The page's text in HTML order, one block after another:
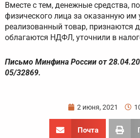
Вместе с тем, денежные средства,
физического лица за оказанную им
реализованный товар, признаются
облагаются НДФЛ, уточнили в
Письмо Минфина России от
05/32869.
2 июня, 2021
Почта